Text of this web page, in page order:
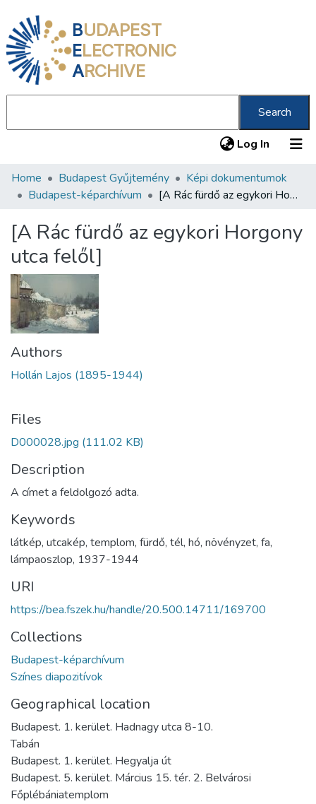
BUDAPEST
ELECTRONIC
ARCHIVE
Search
Log In (current)
Communities & Collections
Statistics
About us
Home Budapest Gyűjtemény
Képi dokumentumok
Budapest-képarchívum
[A Rác fürdő az egykori Horgony utca felől]
[A Rác fürdő az egykori Horgony
utca felől]
Authors
Hollán Lajos (1895-1944)
Files
D000028.jpg (111.02 KB)
Description
A címet a feldolgozó adta.
Keywords
látkép, utcakép, templom, fürdő, tél, hó, növényzet, fa,
lámpaoszlop, 1937-1944
URI
https://bea.fszek.hu/handle/20.500.14711/169700
Collections
Budapest-képarchívum
Színes diapozitívok
Geographical location
Budapest. 1. kerület. Hadnagy utca 8-10.
Tabán
Budapest. 1. kerület. Hegyalja út
Budapest. 5. kerület. Március 15. tér. 2. Belvárosi
Főplébániatemplom